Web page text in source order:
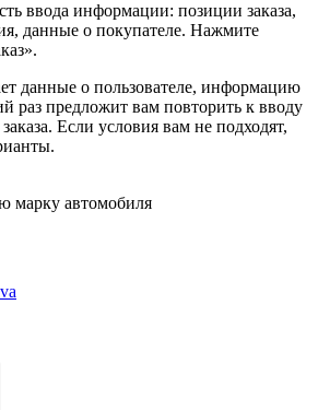
ввода информации: позиции заказа,
данные о покупателе. Нажмите
данные о пользователе, информацию
раз предложит вам повторить к вводу
Если условия вам не подходят,
марку автомобиля